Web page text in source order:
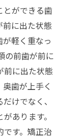
とができる歯
前に出た状態
軽く重なっ
の前歯が前に
前に出た状態
歯が上手く
けでなく、
あります。
です。矯正治